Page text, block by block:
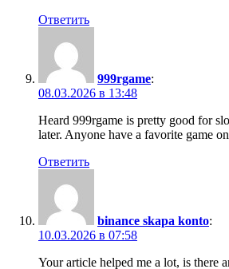
Ответить
999rgame:
08.03.2026 в 13:48
Heard 999rgame is pretty good for
later. Anyone have a favorite game
Ответить
binance skapa konto:
10.03.2026 в 07:58
Your article helped me a lot, is there